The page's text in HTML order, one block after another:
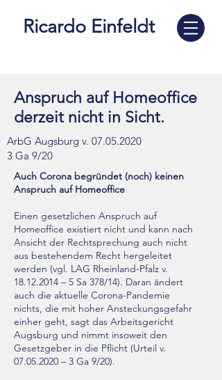
Ricardo Einfeldt
Anspruch auf Homeoffice
derzeit nicht in Sicht.
ArbG Augsburg v. 07.05.2020
3 Ga 9/20
Auch Corona begründet (noch) keinen
Anspruch auf Homeoffice
Einen gesetzlichen Anspruch auf
Homeoffice existiert nicht und kann nach
Ansicht der Rechtsprechung auch nicht
aus bestehendem Recht hergeleitet
werden (vgl. LAG Rheinland-Pfalz v.
18.12.2014 – 5 Sa 378/14). Daran ändert
auch die aktuelle Corona-Pandemie
nichts, die mit hoher Ansteckungsgefahr
einher geht, sagt das Arbeitsgericht
Augsburg und nimmt insoweit den
Gesetzgeber in die Pflicht (Urteil v.
07.05.2020 – 3 Ga 9/20).